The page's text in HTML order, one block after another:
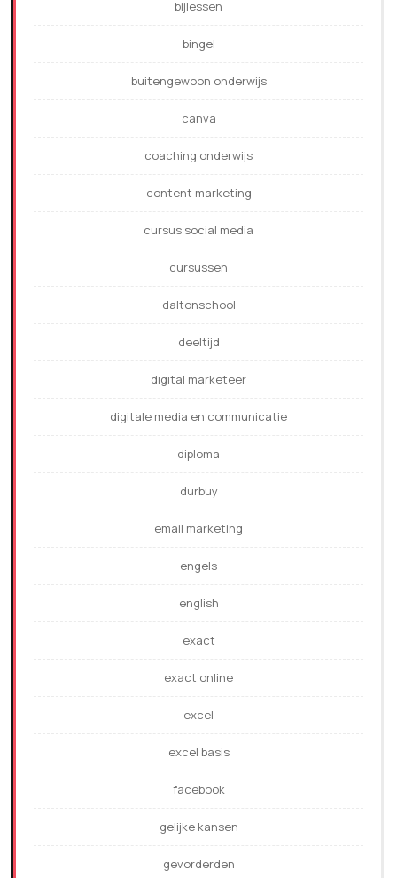
bijlessen
bingel
buitengewoon onderwijs
canva
coaching onderwijs
content marketing
cursus social media
cursussen
daltonschool
deeltijd
digital marketeer
digitale media en communicatie
diploma
durbuy
email marketing
engels
english
exact
exact online
excel
excel basis
facebook
gelijke kansen
gevorderden